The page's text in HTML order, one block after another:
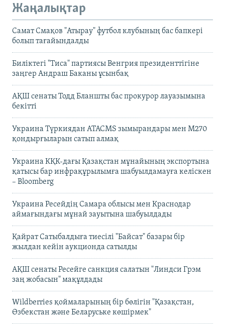
Жаңалықтар
Самат Смақов "Атырау" футбол клубының бас бапкері
болып тағайындалды
Биліктегі "Тиса" партиясы Венгрия президенттігіне
заңгер Андраш Баканы ұсынбақ
АҚШ сенаты Тодд Бланшты бас прокурор лауазымына
бекітті
Украина Түркиядан ATACMS зымырандары мен M270
қондырғыларын сатып алмақ
Украина КҚК-дағы Қазақстан мұнайының экспортына
қатысы бар инфрақұрылымға шабуылдамауға келіскен
– Bloomberg
Украина Ресейдің Самара облысы мен Краснодар
аймағындағы мұнай зауытына шабуылдады
Қайрат Сатыбалдыға тиесілі "Байсат" базары бір
жылдан кейін аукционда сатылды
АҚШ сенаты Ресейге санкция салатын "Линдси Грэм
заң жобасын" мақұлдады
Wildberries қоймаларының бір бөлігін "Қазақстан,
Өзбекстан және Беларуське көшірмек"